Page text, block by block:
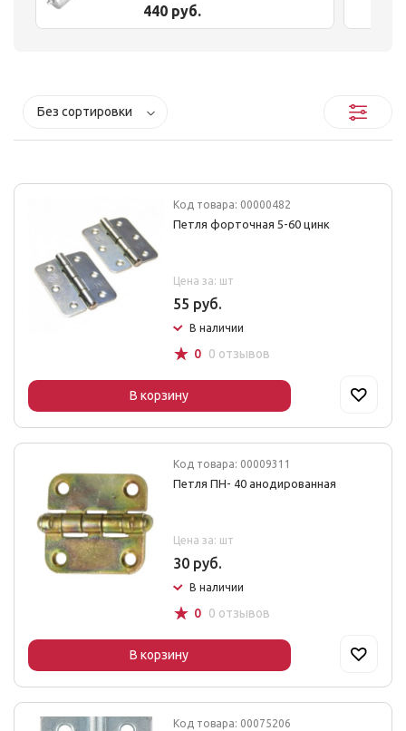
440 руб.
Без сортировки
Код товара: 00000482
Петля форточная 5-60 цинк
Цена за: шт
55 руб.
В наличии
☆ 0 0 отзывов
В корзину
Код товара: 00009311
Петля ПН- 40 анодированная
Цена за: шт
30 руб.
В наличии
☆ 0 0 отзывов
В корзину
Код товара: 00075206